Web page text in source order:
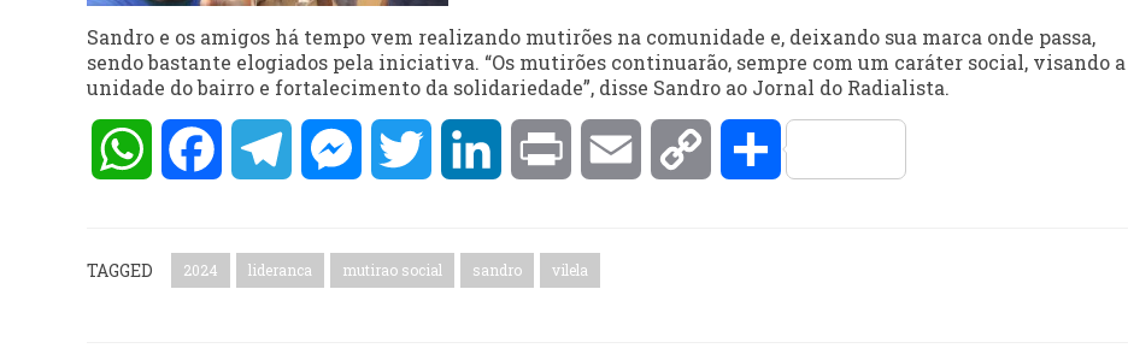
Sandro e os amigos há tempo vem realizando mutirões na comunidade e, deixando sua marca onde passa,
sendo bastante elogiados pela iniciativa. “Os mutirões continuarão, sempre com um caráter social, visando a
unidade do bairro e fortalecimento da solidariedade”, disse Sandro ao Jornal do Radialista.
WhatsAppFacebookTelegramMessengerTwitter LinkedInPrint Email Copy Compartilhar
TAGGED 2024 lideranca mutirao social sandro vilela